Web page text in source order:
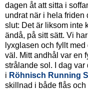
dagen åt att sitta i
undrat när i hela friden
slut: Det är liksom inte
ändå, på sitt sätt. Vi
lyxglasen och fyllt
väl. Mitt andhål var en
strålande sol. I dag var
i Röhnisch Running
skillnad i både flås